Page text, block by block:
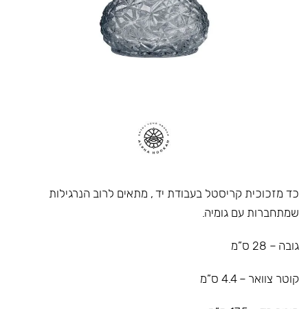
כד מזכוכית קריסטל בעבודת יד , מתאים לרוב הנרגילות
שמתחברות עם גומיה.
גובה – 28 ס”מ
קוטר צוואר – 4.4 ס”מ